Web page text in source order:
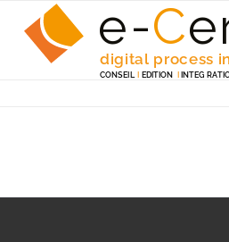
e-Ce
digital process
CONSEIL I EDITION I INTEG RA